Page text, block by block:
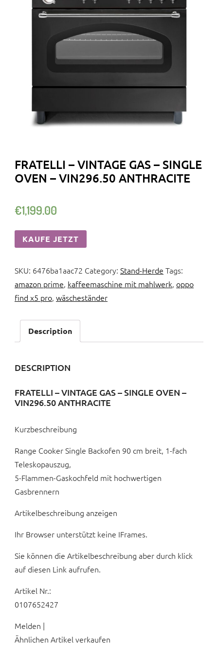
FRATELLI – VINTAGE GAS – SINGLE
OVEN – VIN296.50 ANTHRACITE
€1,199.00
KAUFE JETZT
SKU: 6476ba1aac72 Category: Stand-Herde Tags:
amazon prime, kaffeemaschine mit mahlwerk, oppo
find x5 pro, wäscheständer
Description
DESCRIPTION
FRATELLI – VINTAGE GAS – SINGLE OVEN –
VIN296.50 ANTHRACITE
Kurzbeschreibung
Range Cooker Single Backofen 90 cm breit, 1-fach
Teleskopauszug,
5-Flammen-Gaskochfeld mit hochwertigen
Gasbrennern
Artikelbeschreibung anzeigen
Ihr Browser unterstützt keine IFrames.
Sie können die Artikelbeschreibung aber durch klick
auf diesen Link aufrufen.
Artikel Nr.:
0107652427
Melden |
Ähnlichen Artikel verkaufen